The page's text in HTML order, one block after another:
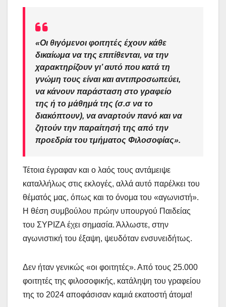
«Οι θιγόμενοι φοιτητές έχουν κάθε
δικαίωμα να της επιτίθενται, να την
χαρακτηρίζουν γι’ αυτό που κατά τη
γνώμη τους είναι και αντιπροσωπεύει,
να κάνουν παράσταση στο γραφείο
της ή το μάθημά της (σ.σ να το
διακόπτουν), να αναρτούν πανό και να
ζητούν την παραίτησή της από την
προεδρία του τμήματος Φιλοσοφίας».
Τέτοια έγραφαν και ο λαός τους αντάμειψε
καταλλήλως στις εκλογές, αλλά αυτό παρέλκει του
θέματός μας, όπως και το όνομα του «αγωνιστή».
Η θέση συμβούλου πρώην υπουργού Παιδείας
του ΣΥΡΙΖΑ έχει σημασία. Άλλωστε, στην
αγωνιστική του έξαψη, ψευδόταν ενσυνειδήτως.
Δεν ήταν γενικώς «οι φοιτητές». Από τους 25.000
φοιτητές της φιλοσοφικής, κατάληψη του γραφείου
της το 2024 αποφάσισαν καμιά εκατοστή άτομα!